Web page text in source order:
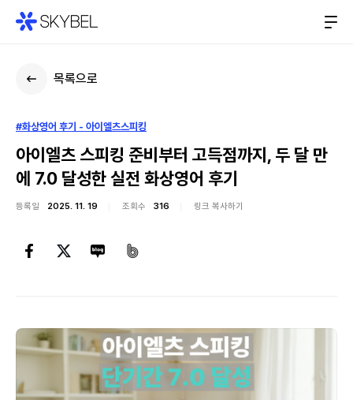
목록으로
#화상영어 후기 - 아이엘츠스피킹
아이엘츠 스피킹 준비부터 고득점까지, 두 달 만
에 7.0 달성한 실전 화상영어 후기
등록일 2025. 11. 19 조회수 316 링크 복사하기